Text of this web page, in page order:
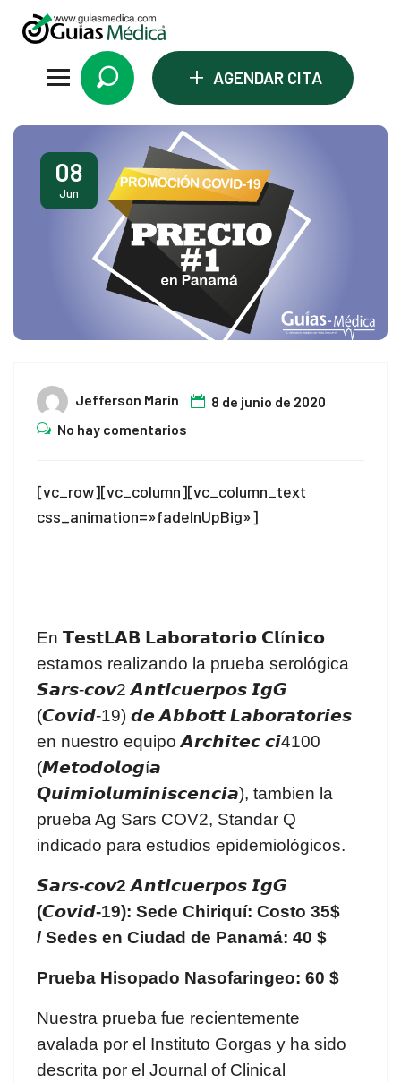
+ AGENDAR CITA
08
Jun
Jefferson Marin
8 de junio de 2020
No hay comentarios
[vc_row][vc_column][vc_column_text
css_animation=»fadeInUpBig»]
En 𝗧𝗲𝘀𝘁𝗟𝗔𝗕 𝗟𝗮𝗯𝗼𝗿𝗮𝘁𝗼𝗿𝗶𝗼 𝗖𝗹í𝗻𝗶𝗰𝗼
estamos realizando la prueba serológica
𝙎𝙖𝙧𝙨-𝙘𝙤𝙫2 𝘼𝙣𝙩𝙞𝙘𝙪𝙚𝙧𝙥𝙤𝙨 𝙄𝙜𝙂
(𝘾𝙤𝙫𝙞𝙙-19) 𝙙𝙚 𝘼𝙗𝙗𝙤𝙩𝙩 𝙇𝙖𝙗𝙤𝙧𝙖𝙩𝙤𝙧𝙞𝙚𝙨
en nuestro equipo 𝘼𝙧𝙘𝙝𝙞𝙩𝙚𝙘 𝙘𝙞4100
(𝙈𝙚𝙩𝙤𝙙𝙤𝙡𝙤𝙜í𝙖
𝙌𝙪𝙞𝙢𝙞𝙤𝙡𝙪𝙢𝙞𝙣𝙞𝙨𝙘𝙚𝙣𝙘𝙞𝙖), tambien la
prueba Ag Sars COV2, Standar Q
indicado para estudios epidemiológicos.
𝙎𝙖𝙧𝙨-𝙘𝙤𝙫2 𝘼𝙣𝙩𝙞𝙘𝙪𝙚𝙧𝙥𝙤𝙨 𝙄𝙜𝙂
(𝘾𝙤𝙫𝙞𝙙-19): Sede Chiriquí: Costo 35$
/ Sedes en Ciudad de Panamá: 40 $
Prueba Hisopado Nasofaringeo: 60 $
Nuestra prueba fue recientemente
avalada por el Instituto Gorgas y ha sido
descrita por el Journal of Clinical